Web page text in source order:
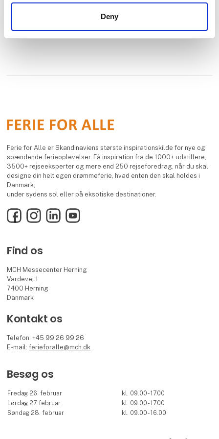
Deny
Ferie for Alle er Skandinaviens største inspirationskilde for nye og
spændende ferieoplevelser. Få inspiration fra de 1000+ udstillere,
3500+ rejseeksperter og mere end 250 rejseforedrag, når du skal
designe din helt egen drømmeferie, hvad enten den skal holdes i
Danmark,
under sydens sol eller på eksotiske destinationer.
FacebookInstagramLinkedInYouTube
Find os
MCH Messecenter Herning
Vardevej 1
7400 Herning
Danmark
Kontakt os
Telefon: +45 99 26 99 26
E-mail:ferieforalle@mch.dk
Besøg os
Fredag 26. februar
kl. 09.00 - 17.00
Lørdag 27. februar
kl. 09.00 - 17.00
Søndag 28. februar
kl. 09.00 - 16.00